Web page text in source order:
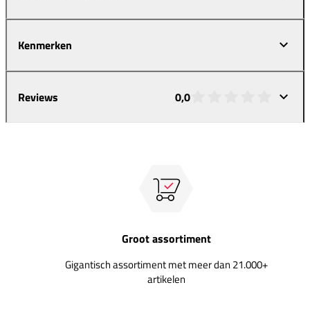
Kenmerken
Reviews 0,0
Groot assortiment
Gigantisch assortiment met meer dan 21.000+
artikelen